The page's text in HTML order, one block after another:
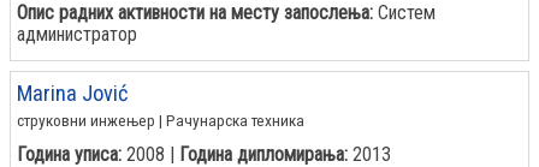
Опис радних активности на месту запослења: Систем
администратор
Marina Jović
струковни инжењер | Рачунарска техника
Година уписа: 2008 | Година дипломирања: 2013